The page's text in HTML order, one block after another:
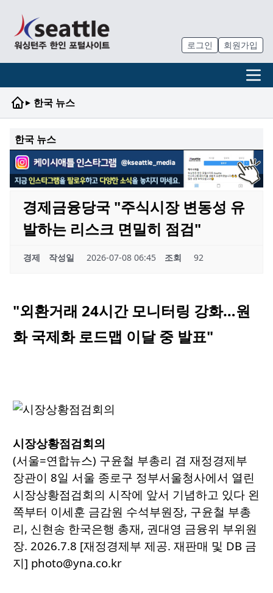
로그인 회원가입
▸ 한국 뉴스
한국 뉴스
경제금융당국 "주식시장 변동성 유
발하는 리스크 면밀히 점검"
경제 작성일 2026-07-08 06:45 조회 92
"외환거래 24시간 모니터링 강화…원
화 국제화 로드맵 이달 중 발표"
시장상황점검회의
(서울=연합뉴스) 구윤철 부총리 겸 재정경제부
장관이 8일 서울 종로구 정부서울청사에서 열린
시장상황점검회의 시작에 앞서 기념하고 있다 왼
쪽부터 이세훈 금감원 수석부원장, 구윤철 부총
리, 신현송 한국은행 총재, 권대영 금융위 부위원
장. 2026.7.8 [재정경제부 제공. 재판매 및 DB 금
지] photo@yna.co.kr